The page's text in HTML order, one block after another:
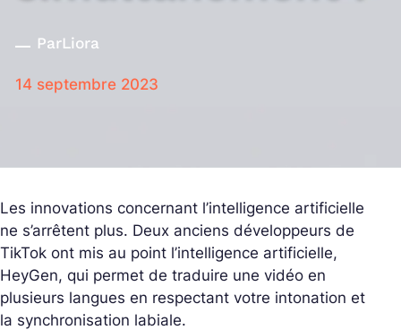
ParLiora
14 septembre 2023
Les innovations concernant l’intelligence artificielle
ne s’arrêtent plus. Deux anciens développeurs de
TikTok ont mis au point l’intelligence artificielle,
HeyGen, qui permet de traduire une vidéo en
plusieurs langues en respectant votre intonation et
la synchronisation labiale.